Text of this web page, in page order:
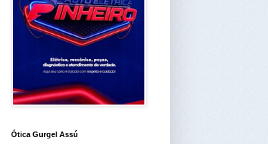
Ótica Gurgel Assú